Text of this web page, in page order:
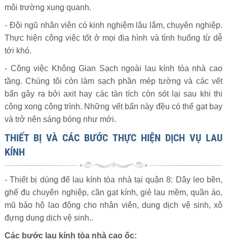
môi trường xung quanh.
- Đội ngũ nhân viên có kinh nghiệm lâu lắm, chuyên nghiệp.
Thực hiện công việc tốt ở mọi địa hình và tình huống từ dễ
tới khó.
- Công việc Không Gian Sạch ngoài lau kính tòa nhà cao
tầng. Chúng tôi còn làm sạch phần mép tường và các vết
bẩn gây ra bởi axit hay các tàn tích còn sót lại sau khi thi
công xong công trình. Những vết bẩn này đều có thể gạt bay
và trở nên sáng bóng như mới.
THIẾT BỊ VÀ CÁC BƯỚC THỰC HIỆN DỊCH VỤ LAU
KÍNH
- Thiết bị dùng để lau kính tòa nhà tại quận 8: Dây leo bền,
ghế đu chuyên nghiệp, cần gạt kính, giẻ lau mềm, quần áo,
mũ bảo hộ lao động cho nhân viên, dung dịch vệ sinh, xô
đựng dung dịch vệ sinh..
Các bước lau kính tòa nhà cao ốc: